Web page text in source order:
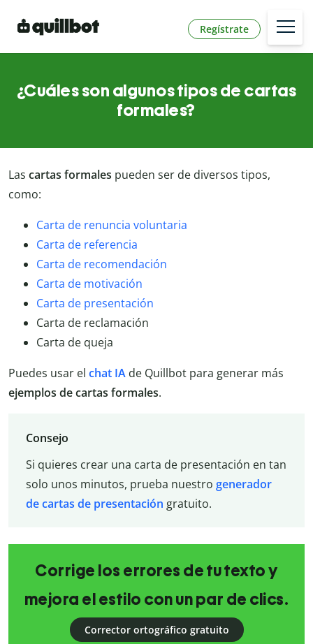
Regístrate
¿Cuáles son algunos tipos de cartas
formales?
Las cartas formales pueden ser de diversos tipos,
como:
Carta de renuncia voluntaria
Carta de referencia
Carta de recomendación
Carta de motivación
Carta de presentación
Carta de reclamación
Carta de queja
Puedes usar el chat IA de Quillbot para generar más
ejemplos de cartas formales.
Consejo
Si quieres crear una carta de presentación en tan
solo unos minutos, prueba nuestro generador
de cartas de presentación gratuito.
Corrige los errores de tu texto y
mejora el estilo con un par de clics.
Corrector ortográfico gratuito